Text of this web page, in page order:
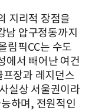
지리적 장점을
남 압구정동까지
림픽CC는 수도
에서 빼어난 여건
프장과 레지던스
실상 서울권이라
하며, 전원적인